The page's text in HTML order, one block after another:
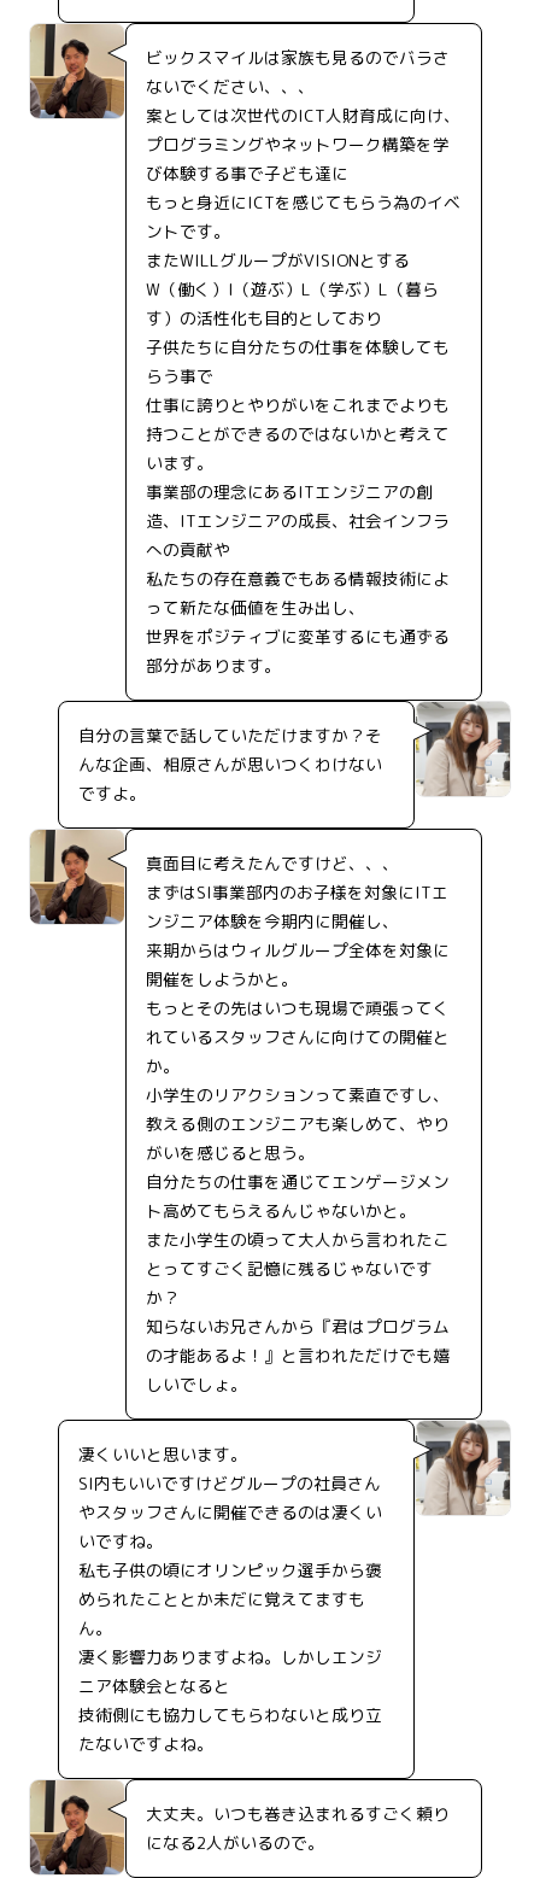
ビックスマイルは家族も見るのでバラさ
ないでください、、、
案としては次世代のICT人財育成に向け、
プログラミングやネットワーク構築を学
び体験する事で子ども達に
もっと身近にICTを感じてもらう為のイベ
ントです。
またWILLグループがVISIONとする
W（働く）I（遊ぶ）L（学ぶ）L（暮ら
す）の活性化も目的としており
子供たちに自分たちの仕事を体験しても
らう事で
仕事に誇りとやりがいをこれまでよりも
持つことができるのではないかと考えて
います。
事業部の理念にあるITエンジニアの創
造、ITエンジニアの成長、社会インフラ
への貢献や
私たちの存在意義でもある情報技術によ
って新たな価値を生み出し、
世界をポジティブに変革するにも通ずる
部分があります。
自分の言葉で話していただけますか？そ
んな企画、相原さんが思いつくわけない
ですよ。
真面目に考えたんですけど、、、
まずはSI事業部内のお子様を対象にITエ
ンジニア体験を今期内に開催し、
来期からはウィルグループ全体を対象に
開催をしようかと。
もっとその先はいつも現場で頑張ってく
れているスタッフさんに向けての開催と
か。
小学生のリアクションって素直ですし、
教える側のエンジニアも楽しめて、やり
がいを感じると思う。
自分たちの仕事を通じてエンゲージメン
ト高めてもらえるんじゃないかと。
また小学生の頃って大人から言われたこ
とってすごく記憶に残るじゃないです
か？
知らないお兄さんから『君はプログラム
の才能あるよ！』と言われただけでも嬉
しいでしょ。
凄くいいと思います。
SI内もいいですけどグループの社員さん
やスタッフさんに開催できるのは凄くい
いですね。
私も子供の頃にオリンピック選手から褒
められたこととか未だに覚えてますも
ん。
凄く影響力ありますよね。しかしエンジ
ニア体験会となると
技術側にも協力してもらわないと成り立
たないですよね。
大丈夫。いつも巻き込まれるすごく頼り
になる2人がいるので。